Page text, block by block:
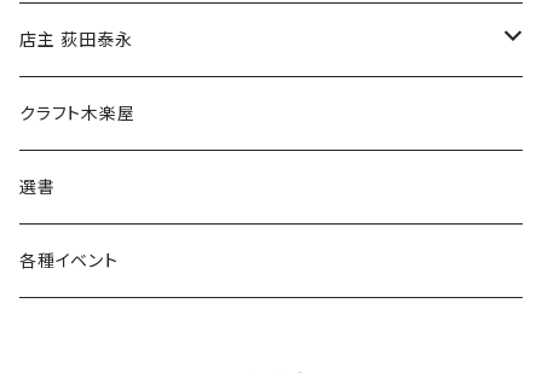
傘
食料品
その他
店主 荻田泰永
書籍
ウェア
クラフト木楽屋
選書
各種イベント